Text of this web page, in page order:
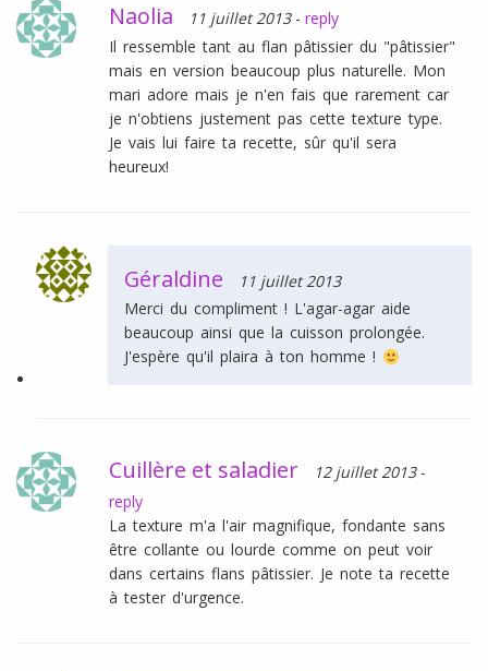
Naolia 11 juillet 2013 - reply
Il ressemble tant au flan pâtissier du "pâtissier"
mais en version beaucoup plus naturelle. Mon
mari adore mais je n'en fais que rarement car
je n'obtiens justement pas cette texture type.
Je vais lui faire ta recette, sûr qu'il sera
heureux!
Géraldine
11 juillet 2013
Merci du compliment ! L'agar-agar aide
beaucoup ainsi que la cuisson prolongée.
J'espère qu'il plaira à ton homme !
Cuillère et saladier 12 juillet 2013 -
reply
La texture m'a l'air magnifique, fondante sans
être collante ou lourde comme on peut voir
dans certains flans pâtissier. Je note ta recette
à tester d'urgence.